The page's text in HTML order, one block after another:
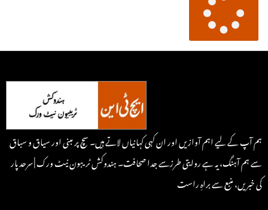
ہم آپ کے لیے اہم آوازیں اور ان کہی کہانیاں لاتے ہیں۔ سچ پر مبنی اور سیاق و سباق
سے ہم آہنگ، یہ ہے روایتی طرزسے جدا صحافت۔ ہندوکش ٹریبون نیٹ ورک | سرحد پار
کی خبریں، منبع سے براہِ راست